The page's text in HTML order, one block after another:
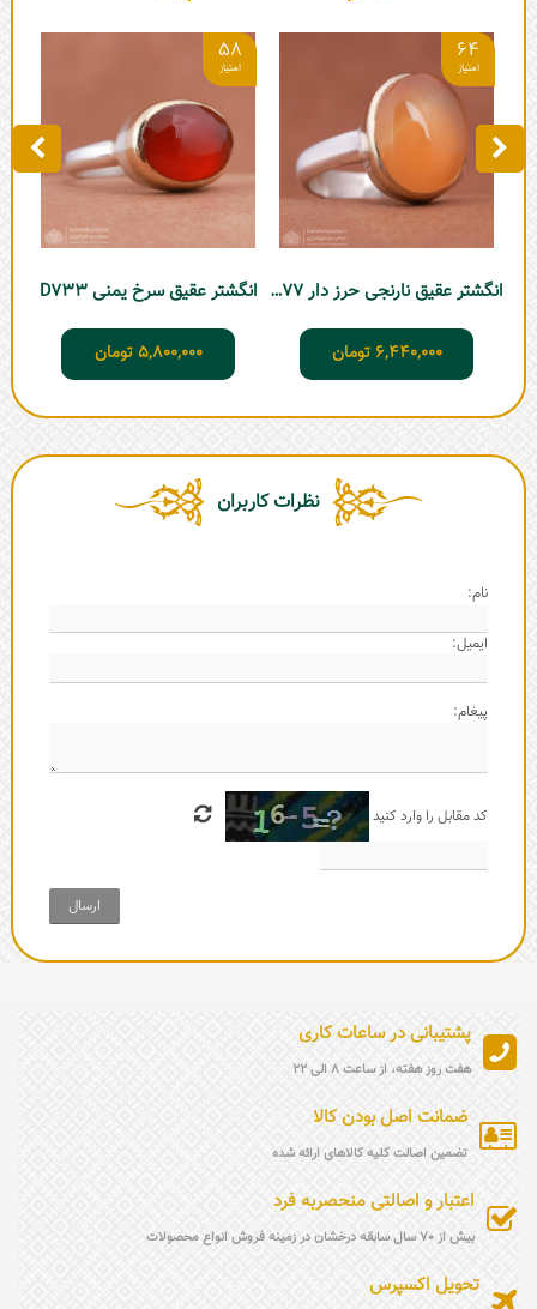
64
انگشتر عقیق نارنجی حرز دار D477
6,440,000 تومان
58
انگشتر عقیق سرخ یمنی D733
5,800,000 تومان
نظرات کاربران
نام:
ایمیل:
پیغام:
کد مقابل را وارد کنید
ارسال
پشتیبانی در ساعات کاری
هفت روز هفته، از ساعت 8 الی 22
ضمانت اصل بودن کالا
تضمین اصالت کلیه کالاهای ارائه شده
اعتبار و اصالتی منحصربه فرد
بیش از 70 سال سابقه درخشان در زمینه فروش انواع محصولات
تحویل اکسپرس